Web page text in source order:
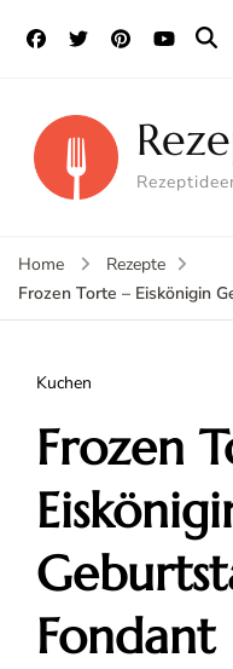
Home
Rezepte
Frozen Torte – Eiskönigin
Kuchen
Frozen
Fondant